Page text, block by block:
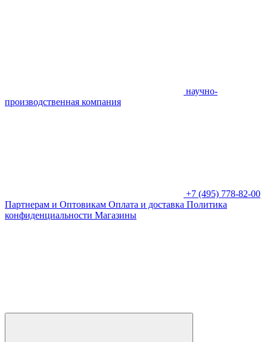
научно-
производственная компания
+7 (495) 778-82-00
Партнерам и Оптовикам Оплата и доставка Политика
конфиденциальности Магазины